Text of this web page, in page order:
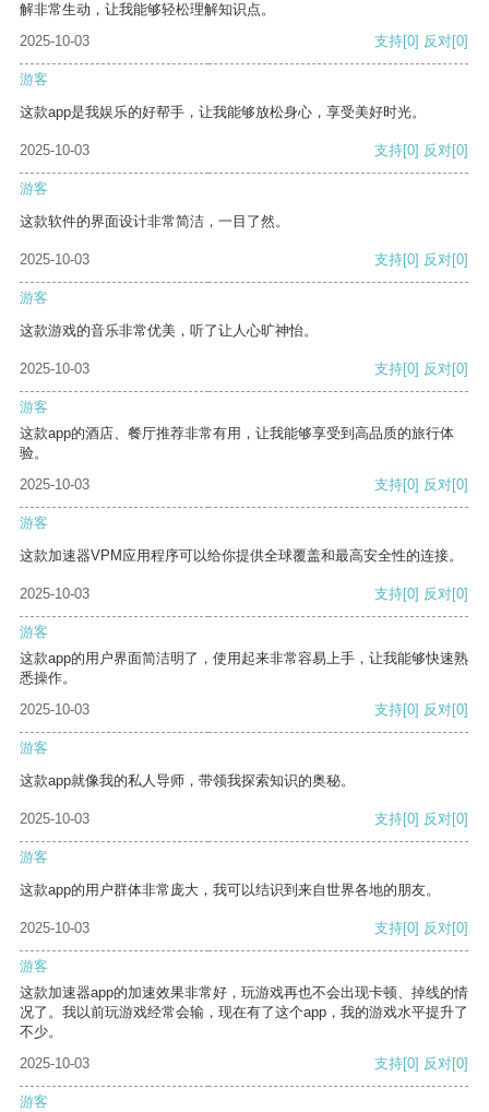
解非常生动，让我能够轻松理解知识点。
2025-10-03
支持[0] 反对[0]
游客
这款app是我娱乐的好帮手，让我能够放松身心，享受美好时光。
2025-10-03 支持[0] 反对[0]
游客
这款软件的界面设计非常简洁，一目了然。
2025-10-03 支持[0] 反对[0]
游客
这款游戏的音乐非常优美，听了让人心旷神怡。
2025-10-03 支持[0] 反对[0]
游客
这款app的酒店、餐厅推荐非常有用，让我能够享受到高品质的旅行体
验。
2025-10-03
支持[0] 反对[0]
游客
这款加速器VPM应用程序可以给你提供全球覆盖和最高安全性的连接。
2025-10-03 支持[0] 反对[0]
游客
这款app的用户界面简洁明了，使用起来非常容易上手，让我能够快速熟
悉操作。
2025-10-03
支持[0] 反对[0]
游客
这款app就像我的私人导师，带领我探索知识的奥秘。
2025-10-03 支持[0] 反对[0]
游客
这款app的用户群体非常庞大，我可以结识到来自世界各地的朋友。
2025-10-03 支持[0] 反对[0]
游客
这款加速器app的加速效果非常好，玩游戏再也不会出现卡顿、掉线的情
况了。我以前玩游戏经常会输，现在有了这个app，我的游戏水平提升了
不少。
2025-10-03
支持[0] 反对[0]
游客